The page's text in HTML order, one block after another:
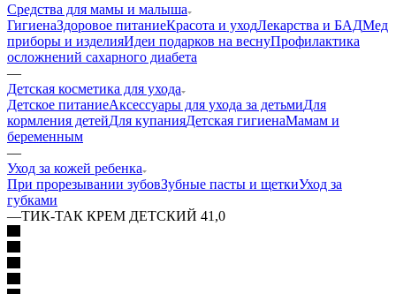
Средства для мамы и малыша
ГигиенаЗдоровое питаниеКрасота и уходЛекарства и БАДМед
приборы и изделияИдеи подарков на веснуПрофилактика
осложнений сахарного диабета
—
Детская косметика для ухода
Детское питаниеАксессуары для ухода за детьмиДля
кормления детейДля купанияДетская гигиенаМамам и
беременным
—
Уход за кожей ребенка
При прорезывании зубовЗубные пасты и щеткиУход за
губками
—ТИК-ТАК КРЕМ ДЕТСКИЙ 41,0